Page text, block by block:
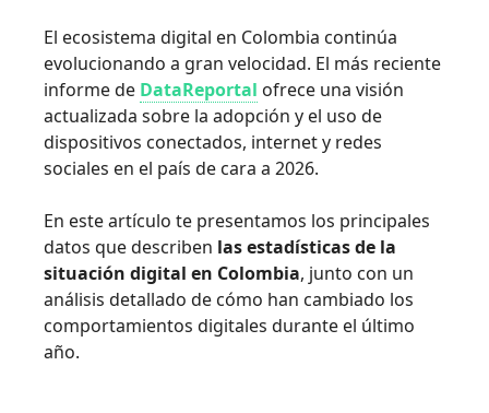
El ecosistema digital en Colombia continúa
evolucionando a gran velocidad. El más reciente
informe de DataReportal ofrece una visión
actualizada sobre la adopción y el uso de
dispositivos conectados, internet y redes
sociales en el país de cara a 2026.
En este artículo te presentamos los principales
datos que describen las estadísticas de la
situación digital en Colombia, junto con un
análisis detallado de cómo han cambiado los
comportamientos digitales durante el último
año.